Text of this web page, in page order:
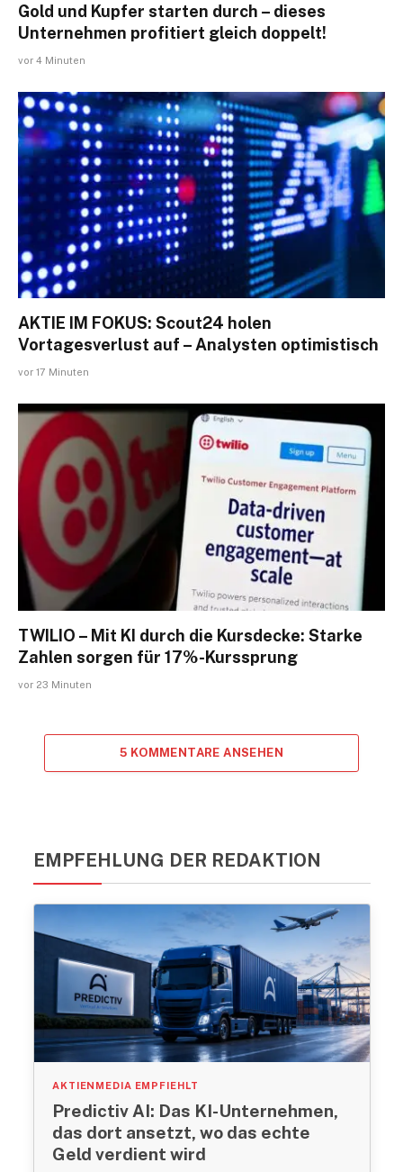
Gold und Kupfer starten durch – dieses
Unternehmen profitiert gleich doppelt!
vor 4 Minuten
AKTIE IM FOKUS: Scout24 holen
Vortagesverlust auf – Analysten optimistisch
vor 17 Minuten
TWILIO – Mit KI durch die Kursdecke: Starke
Zahlen sorgen für 17%-Kurssprung
vor 23 Minuten
5 KOMMENTARE ANSEHEN
EMPFEHLUNG DER REDAKTION
AKTIENMEDIA EMPFIEHLT
Predictiv AI: Das KI-Unternehmen,
das dort ansetzt, wo das echte
Geld verdient wird